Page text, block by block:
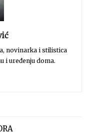
novinarka i stilistica
i uređenju doma.